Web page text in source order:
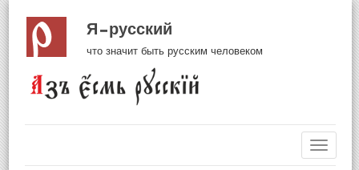
Я русский
что значит быть русским человеком